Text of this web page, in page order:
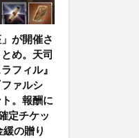
が開催さ
め。天司
フィル』
ァルシ
。報酬に
定チケッ
緩の贈り